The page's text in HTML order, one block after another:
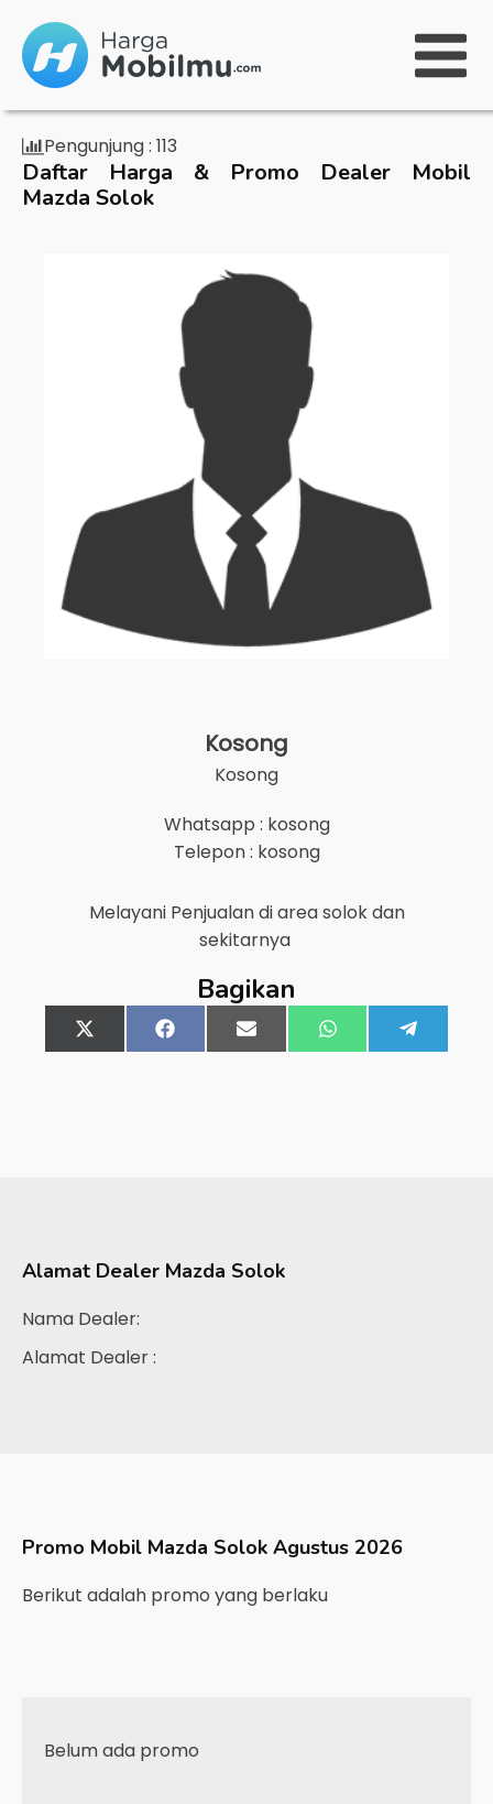
Pengunjung : 113
Daftar Harga & Promo Dealer Mobil
Mazda Solok
Kosong
Kosong
Whatsapp : kosong
Telepon : kosong
Melayani Penjualan di areasolokdan
sekitarnya
Bagikan
Share
on
X
(Twitter)
Share
on
FacebookShare
on
Email Share
on
WhatsApp
on
Alamat Dealer Mazda Solok
Nama Dealer:
Alamat Dealer :
Promo Mobil Mazda Solok Agustus 2026
Berikut adalah promo yang berlaku
Belum ada promo